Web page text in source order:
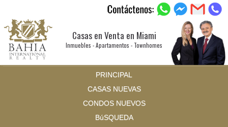
Casas en Venta en Miami
Inmuebles - Apartamentos - Townhomes
PRINCIPAL
CASAS NUEVAS
CONDOS NUEVOS
BúSQUEDA